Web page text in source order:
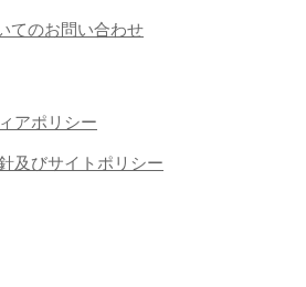
てのお問い合わせ
アポリシー
及びサイトポリシー